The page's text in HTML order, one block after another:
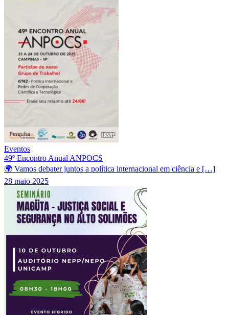
Eventos
49º Encontro Anual ANPOCS
🌍 Vamos debater juntos a política internacional em ciência e […]
28 maio 2025